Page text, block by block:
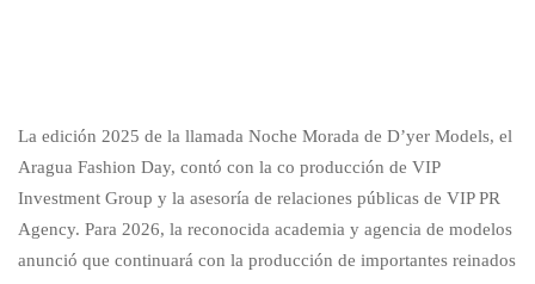
La edición 2025 de la llamada Noche Morada de D’yer Models, el
Aragua Fashion Day, contó con la co producción de VIP
Investment Group y la asesoría de relaciones públicas de VIP PR
Agency. Para 2026, la reconocida academia y agencia de modelos
anunció que continuará con la producción de importantes reinados